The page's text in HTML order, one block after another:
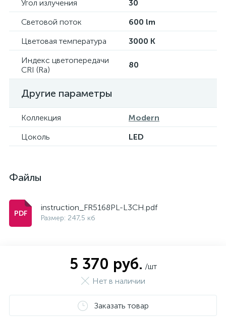
Угол излучения
30
Световой поток
600 lm
Цветовая температура
3000 K
Индекс цветопередачи
CRI (Ra)
80
Другие параметры
Коллекция
Modern
Цоколь
LED
Файлы
instruction_FR5168PL-L3CH.pdf
Размер: 247,5 кб
5 370 руб. /шт
Нет в наличии
Заказать товар